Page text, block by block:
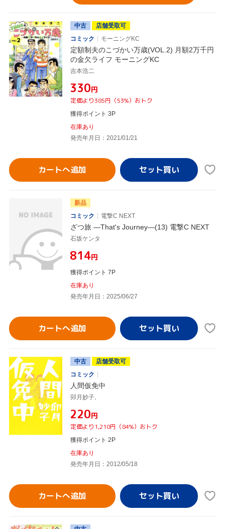
中古
店舗受取可
コミック
モーニングKC
定額制夫のこづかい万歳(VOL.2) 月額2万千円
の金欠ライフ モーニングKC
吉本浩二
¥330円
定価より385円（53%）おトク
獲得ポイント 3P
在庫あり
発売年月日：2021/01/21
カートへ追加
新品
コミック
電撃C NEXT
ざつ旅 ―That's Journey―(13) 電撃C NEXT
石坂ケンタ
¥814円
獲得ポイント 7P
在庫あり
発売年月日：2025/06/27
カートへ追加
中古
店舗受取可
コミック
人間仮免中
卯月妙子,
¥220円
定価より1,210円（84%）おトク
獲得ポイント 2P
在庫あり
発売年月日：2012/05/18
カートへ追加